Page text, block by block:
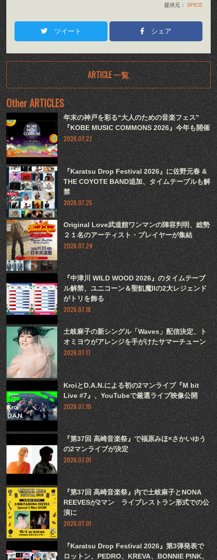
提供元： SPICE
ツイート シェア
ARTICLE 一覧
Other ARTICLES
年末の神戸を彩る“大人のための音楽フェス”
『KOBE MUSIC COMMONS 2026』今年も開催
2026.07.27
『Karatsu Drop Festival 2026』に佐野元春 &
THE COYOTE BAND追加、タイムテーブルも解
禁
2026.07.25
Original Love武道館ワンマンの陣容判明、総勢
２１名のアーティスト・プレイヤーが集結
2026.07.24
『中津川 WILD WOOD 2026』のタイムテーブ
ル解禁、ユニコーン＆聖飢魔IIの2大レジェンド
がトリを飾る
2026.07.18
土岐麻子の新シングル「Waves」配信決定、ト
オミヨウがアレンジを手がけたサマーチューン
2026.07.17
KroiとD.A.N.による初の2マンライブ『M bit
Live #7』、YouTubeで厳選ライブ映像公開
2026.07.10
『第37回 高崎音楽祭』で福原みほ×さかいゆう
の2マンライブが決定
2026.07.01
『第37回 高崎音楽祭』内で土岐麻子とNONA
REEVESが2マン ライブレストラン形式での公
演に
2026.07.01
『Karatsu Drop Festival 2026』第3弾発表で
ロットン、PEDRO、KREVA、BONNIE PINK、